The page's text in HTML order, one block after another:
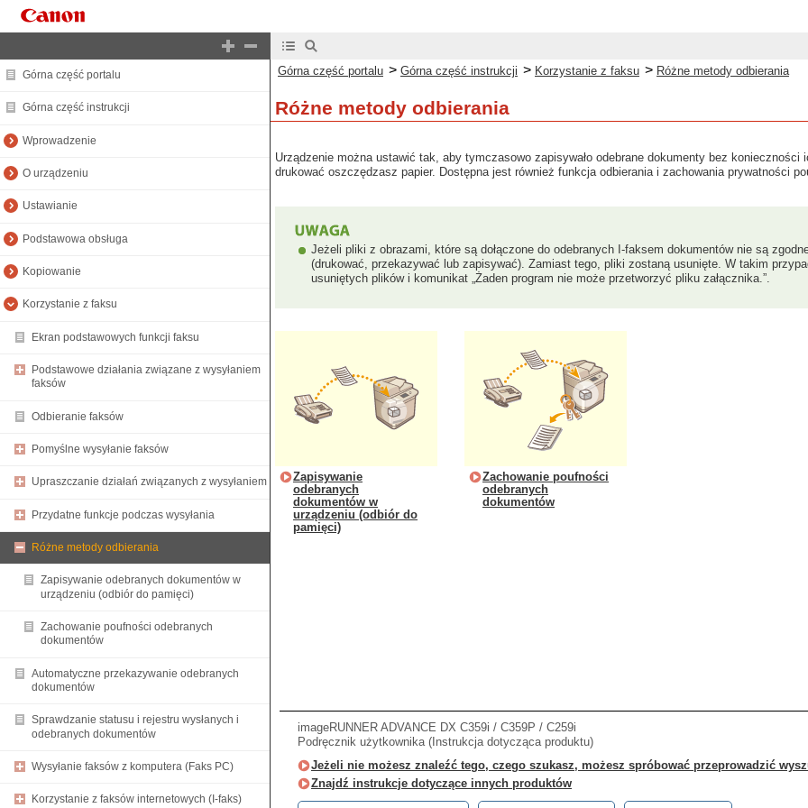
Górna część portalu
Górna część instrukcji
Wprowadzenie
O urządzeniu
Ustawianie
Podstawowa obsługa
Kopiowanie
Korzystanie z faksu
Ekran podstawowych funkcji faksu
Podstawowe działania związane z wysyłaniem
faksów
Odbieranie faksów
Pomyślne wysyłanie faksów
Upraszczanie działań związanych z wysyłaniem
Przydatne funkcje podczas wysyłania
Różne metody odbierania
Zapisywanie odebranych dokumentów w
urządzeniu (odbiór do pamięci)
Zachowanie poufności odebranych
dokumentów
Automatyczne przekazywanie odebranych
dokumentów
Sprawdzanie statusu i rejestru wysłanych i
odebranych dokumentów
Wysyłanie faksów z komputera (Faks PC)
Korzystanie z faksów internetowych (I-faks)
Górna część portalu > Górna część instrukcji > Korzystanie z faksu > Różne metody odbierania
Różne metody odbierania
Urządzenie można ustawić tak, aby tymczasowo zapisywało odebrane dokumenty bez
drukować oszczędzasz papier. Dostępna jest również funkcja odbierania i zachowania prywatności
Jeżeli pliki z obrazami, które są dołączone do odebranych I-faksem dokumentów nie są
(drukować, przekazywać lub zapisywać). Zamiast tego, pliki zostaną usunięte. W takim
usuniętych plików i komunikat „Żaden program nie może przetworzyć pliku załącznika.”.
Zapisywanie
odebranych
dokumentów w
urządzeniu (odbiór do
pamięci)
Zachowanie poufności
odebranych
dokumentów
imageRUNNER ADVANCE DX C359i / C359P / C259i
Podręcznik użytkownika (Instrukcja dotycząca produktu)
Jeżeli nie możesz znaleźć tego, czego szukasz, możesz spróbować przeprowadzić
Znajdź instrukcje dotyczące innych produktów